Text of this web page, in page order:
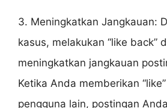
3. Meningkatkan Jangkauan:
kasus, melakukan “like back”
meningkatkan jangkauan
Ketika Anda memberikan
pengguna lain, postingan